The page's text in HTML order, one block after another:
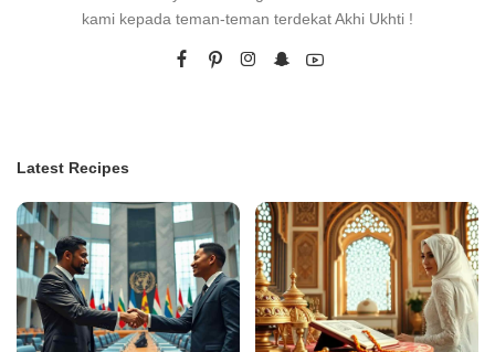
kami kepada teman-teman terdekat Akhi Ukhti !
Latest Recipes